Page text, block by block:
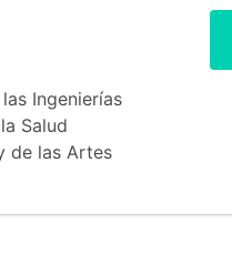
Ingenierías
Salud
de las Artes